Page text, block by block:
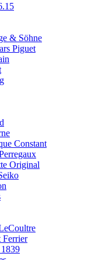
& Söhne
Piguet
Constant
Original
Ferrier
1839